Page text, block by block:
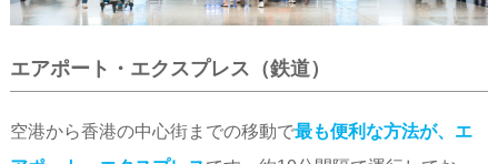
エアポート・エクスプレス（鉄道）
空港から香港の中心街までの移動で最も便利な方法が、エ